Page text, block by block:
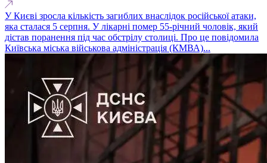
У Києві зросла кількість загиблих внаслідок російської атаки,
яка сталася 5 серпня. У лікарні помер 55-річний чоловік, який
дістав поранення під час обстрілу столиці. Про це повідомила
Київська міська військова адміністрація (КМВА)...